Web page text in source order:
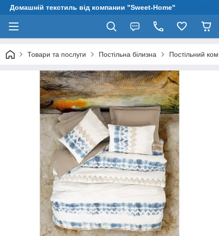
Домашній текстиль від компании "Sweet-Home"
Товари та послуги Постільна білизна Постільний